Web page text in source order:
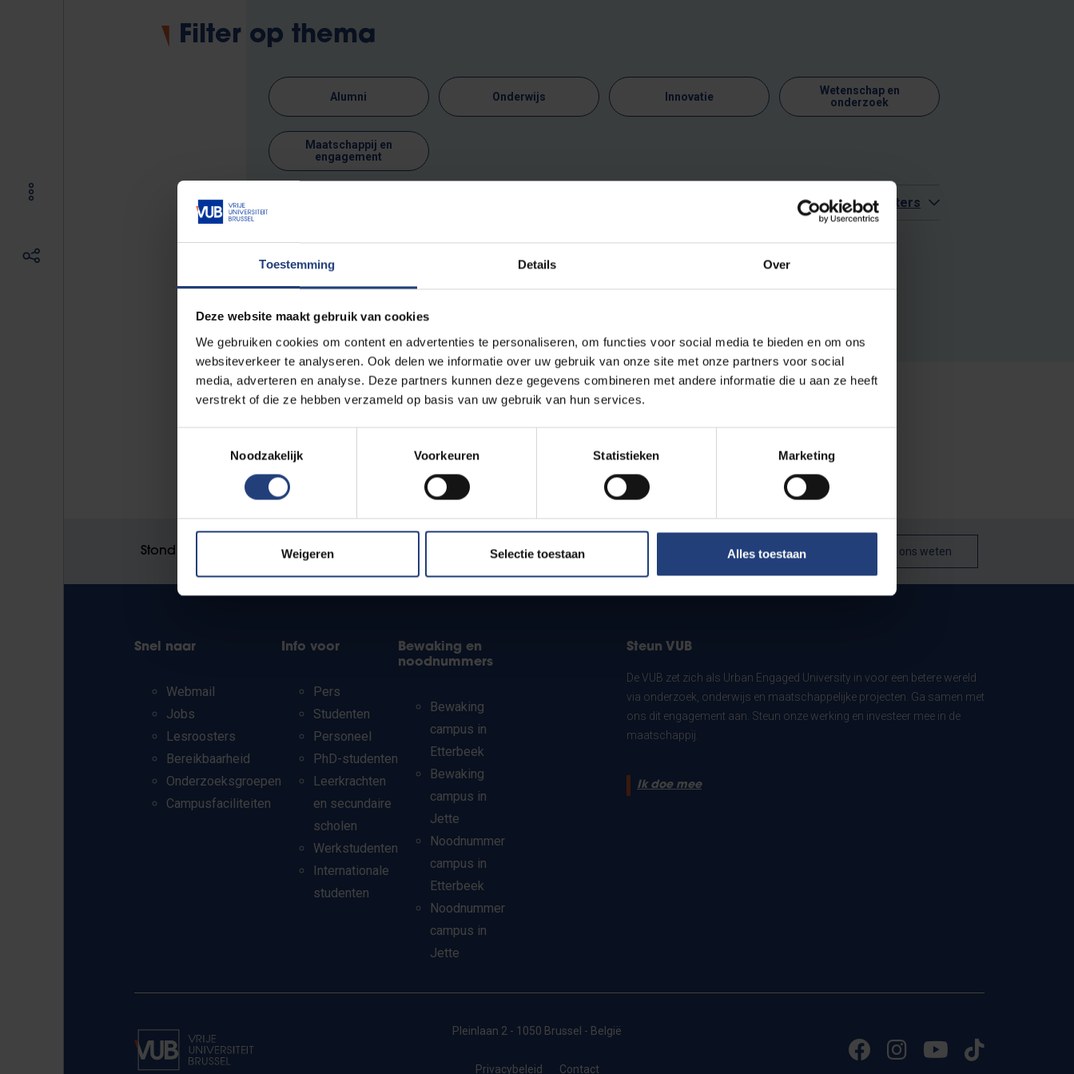
Toestemming Details Over
Deze website maakt gebruik van cookies
We gebruiken cookies om content en advertenties te personaliseren, om functies voor social media te bieden en om ons
websiteverkeer te analyseren. Ook delen we informatie over uw gebruik van onze site met onze partners voor social
media, adverteren en analyse. Deze partners kunnen deze gegevens combineren met andere informatie die u aan ze heeft
verstrekt of die ze hebben verzameld op basis van uw gebruik van hun services.
Noodzakelijk
Voorkeuren Statistieken Marketing
Weigeren Selectie toestaan Alles toestaan
Filter op thema
Alumni Onderwijs Innovatie
Wetenschap en
onderzoek
Maatschappij en
engagement
Meer filters
0 resultaten gevonden
Geen evenementen gevonden.
Stond er een fout op deze pagina? Laat het ons weten
Snel naar
Webmail
Jobs
Lesroosters
Bereikbaarheid
Onderzoeksgroepen
Campusfaciliteiten
Info voor
Pers
Studenten
Personeel
PhD-studenten
Leerkrachten
en secundaire
scholen
Werkstudenten
Internationale
studenten
Bewaking en
noodnummers
Bewaking
campus in
Etterbeek
Bewaking
campus in
Jette
Noodnummer
campus in
Etterbeek
Noodnummer
campus in
Jette
Steun VUB
De VUB zet zich als Urban Engaged University in voor een betere wereld
via onderzoek, onderwijs en maatschappelijke projecten. Ga samen met
ons dit engagement aan. Steun onze werking en investeer mee in de
maatschappij.
Ik doe mee
Pleinlaan 2 - 1050 Brussel - België
Privacybeleid Contact